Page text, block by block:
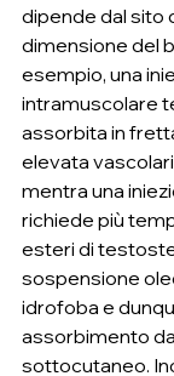
dipende dal sito
dimensione del
esempio, una
intramuscolare
assorbita in
elevata
mentra una
richiede più
esteri di
sospensione
idrofoba e
assorbimento
sottocutaneo.